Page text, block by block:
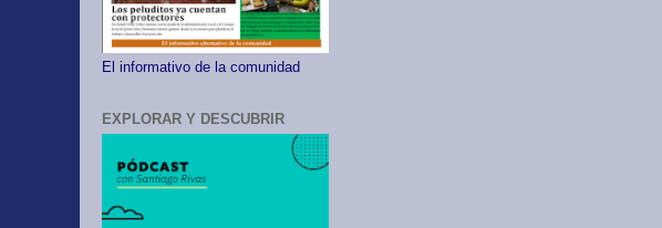
El informativo de la comunidad
EXPLORAR Y DESCUBRIR